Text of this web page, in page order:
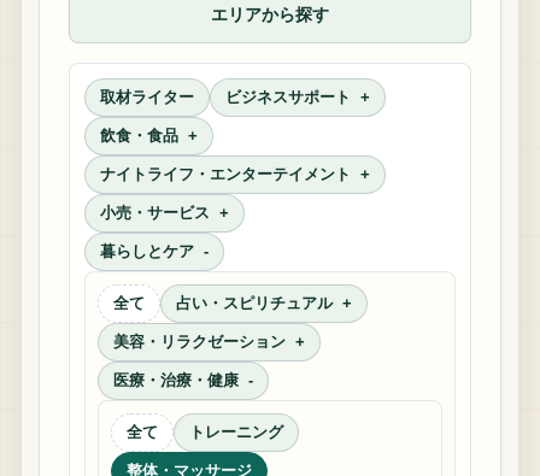
エリアから探す
取材ライター ビジネスサポート
飲食・食品
ナイトライフ・エンターテイメント
小売・サービス
暮らしとケア
全て 占い・スピリチュアル
美容・リラクゼーション
医療・治療・健康
全て トレーニング
整体・マッサージ